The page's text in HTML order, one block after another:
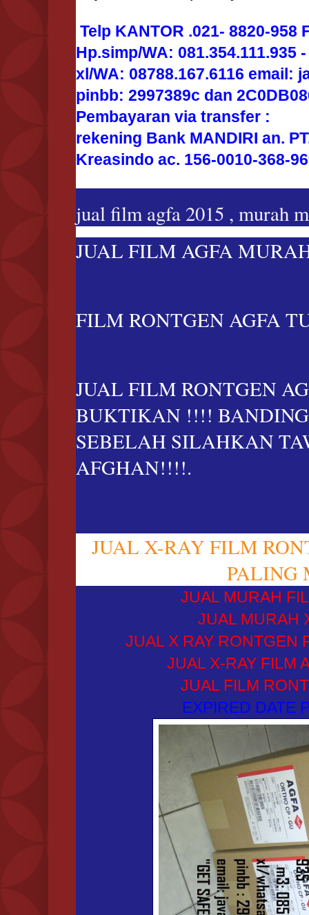
Telp KANTOR .021- 8820-958
Hp.simp/WA: 081.354.111.935
xl/WA: 08788.167.6116 email:
pinbb: 2997389c dan
Pembayaran via transfer :
rekening Bank MANDIRI an.
Kreasindo ac. 156-0010-368-
jual film agfa 2015 , murah
JUAL FILM AGFA
FILM RONTGEN AGFA
JUAL FILM RONTGEN
BUKTIKAN !!!!
SEBELAH SILAHKAN
AFGHAN!!!!.
JUAL X-RAY FILM
PALING
JUAL MURAH
JUAL MURAH
JUAL X RAY RONTGEN
JUAL X-RAY FILM
JUAL FILM
EXPIRED DATE